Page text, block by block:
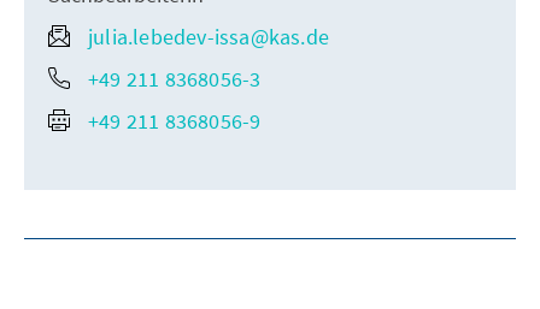
julia.lebedev-issa@kas.de
+49 211 8368056-3
+49 211 8368056-9